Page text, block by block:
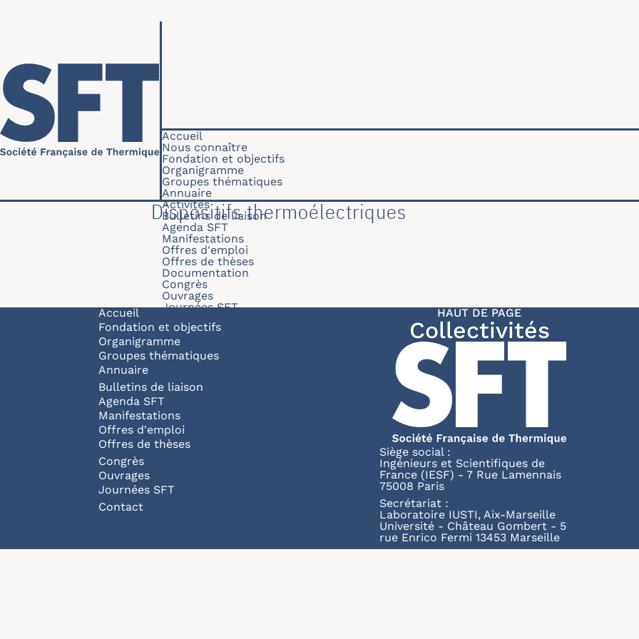
Navigation principale
Accueil
Nous connaître
Fondation et objectifs
Organigramme
Groupes thématiques
Annuaire
Activités
Bulletins de liaison
Agenda SFT
Manifestations
Offres d'emploi
Offres de thèses
Documentation
Congrès
Ouvrages
Journées SFT
Dispositifs thermoélectriques
Navigation principale
Accueil
Fondation et objectifs
Organigramme
Groupes thématiques
Annuaire
Bulletins de liaison
Agenda SFT
Manifestations
Offres d'emploi
Offres de thèses
Congrès
Ouvrages
Journées SFT
Pied de page
Contact
HAUT DE PAGE
Collectivités
Siège social :
Ingénieurs et Scientifiques de
France (IESF) - 7 Rue Lamennais
75008 Paris
Secrétariat :
Laboratoire IUSTI, Aix-Marseille
Université - Château Gombert - 5
rue Enrico Fermi 13453 Marseille